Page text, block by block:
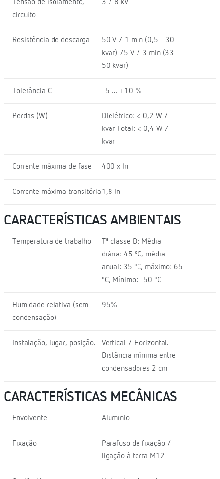
Tensão de isolamento,
circuito
3 / 8 kV
Resistência de descarga
50 V / 1 min (0,5 - 30
kvar) 75 V / 3 min (33 -
50 kvar)
Tolerância C -5 … +10 %
Perdas (W)
Dielétrico: < 0,2 W /
kvar Total: < 0,4 W /
kvar
Corrente máxima de fase 400 x In
Corrente máxima transitória1,8 In
CARACTERÍSTICAS AMBIENTAIS
Temperatura de trabalho
Tª classe D: Média
diária: 45 ºC, média
anual: 35 ºC, máximo: 65
ºC, Mínimo: -50 ºC
Humidade relativa (sem
condensação)
95%
Instalação, lugar, posição.
Vertical / Horizontal.
Distância mínima entre
condensadores 2 cm
CARACTERÍSTICAS MECÂNICAS
Envolvente Alumínio
Fixação
Parafuso de fixação /
ligação à terra M12